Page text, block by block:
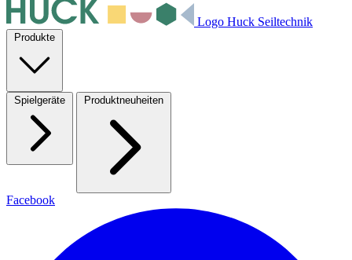
Logo Huck Seiltechnik
Produkte
Spielgeräte Produktneuheiten
Facebook